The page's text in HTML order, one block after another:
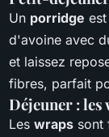
Un porridge
d'avoine avec
et laissez
fibres, parfait
Déjeuner :
Les wraps sont